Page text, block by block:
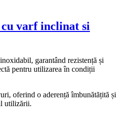
cu varf inclinat si
garantând rezistență și
pentru utilizarea în condiții
oferind o aderență îmbunătățită și
utilizării.